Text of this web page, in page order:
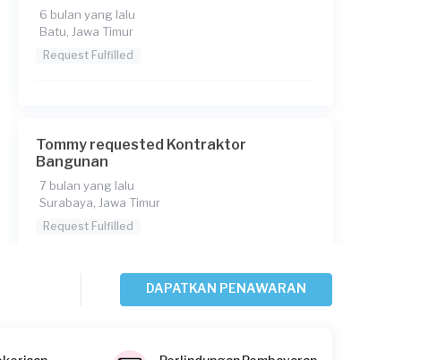
6 bulan yang lalu
Batu, Jawa Timur
Request Fulfilled
Tommy requested Kontraktor
Bangunan
7 bulan yang lalu
Surabaya, Jawa Timur
Request Fulfilled
Rp5.000.001 - Rp10.000.000
Bangunan
DAPATKAN PENAWARAN